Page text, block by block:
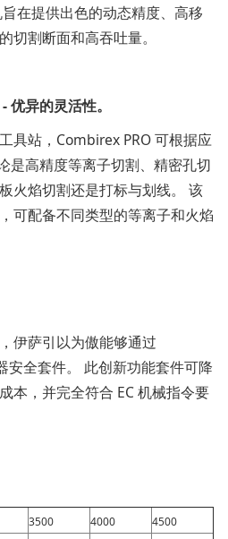
在提供出色的动态精度、高移
切割断面和高吞吐量。
优异的灵活性。
具站，Combirex PRO 可根据应
是高精度等离子切割、精密孔切
火焰切割还是打标与划线。 该
可配备不同类型的等离子和火焰
伊萨引以为傲能够通过
安全套件。 此创新功能套件可降
本，并完全符合 EC 机械指令要
3500 4000
4500